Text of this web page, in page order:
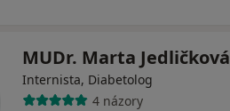
MUDr. Marta Jedličková
Internista, Diabetolog
4 názory